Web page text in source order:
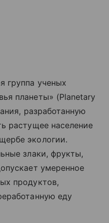
группа ученых
планеты» (Planetary
разработанную
растущее население
экологии.
злаки, фрукты,
умеренное
продуктов,
еду